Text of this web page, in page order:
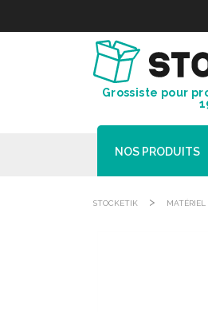
Grossiste pour
NOS PRODUITS
STOCKETIK > MATÉRIEL